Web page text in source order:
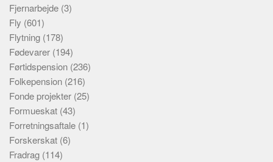
Fjernarbejde (3)
Fly (601)
Flytning (178)
Fødevarer (194)
Førtidspension (236)
Folkepension (216)
Fonde projekter (25)
Formueskat (43)
Forretningsaftale (1)
Forskerskat (6)
Fradrag (114)